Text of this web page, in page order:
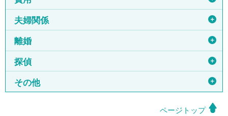
夫婦関係 ＋
離婚 ＋
探偵 ＋
その他 ＋
ページトップ